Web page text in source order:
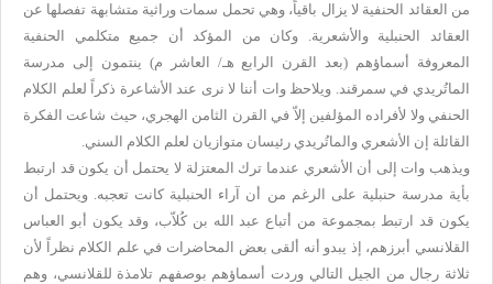
من العقائد الحنفية لا يزال باقياً، وهي تحمل سمات وراثية متشابهة تفصلها عن
العقائد الحنبلية والأشعرية. وكان من المؤكد أن جميع متكلمي الحنفية
المعروفة أسماؤهم (بعد القرن الرابع هـ/ العاشر م) ينتمون إلى مدرسة
الماتُريدي في سمرقند. ويلاحظ وات أننا لا نرى عند الأشاعرة ذكراً لعلم الكلام
الحنفي ولا لأفراده المؤلفين إلاّ في القرن الثامن الهجري، حيث شاعت الفكرة
القائلة إن الأشعري والماتُريدي رئيسان متوازيان لعلم الكلام السني.
ويذهب وات إلى أن الأشعري عندما ترك المعتزلة لا يحتمل أن يكون قد ارتبط
بأية مدرسة حنبلية على الرغم من أن آراء الحنبلية كانت تعجبه. ويحتمل أن
يكون قد ارتبط بمجموعة من أتباع عبد الله بن كُلاّب، وقد يكون أبو العباس
القلانسي أبرزهم، إذ يبدو أنه ألقى بعض المحاضرات في علم الكلام نظراً لأن
ثلاثة رجال من الجيل التالي وردت أسماؤهم بوصفهم تلامذة للقلانسي، وهم